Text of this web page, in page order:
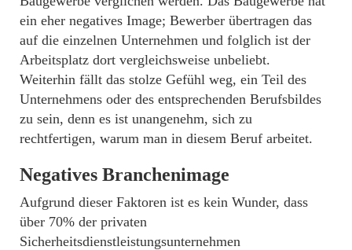
ein eher negatives Image; Bewerber übertragen das
auf die einzelnen Unternehmen und folglich ist der
Arbeitsplatz dort vergleichsweise unbeliebt.
Weiterhin fällt das stolze Gefühl weg, ein Teil des
Unternehmens oder des entsprechenden Berufsbildes
zu sein, denn es ist unangenehm, sich zu
rechtfertigen, warum man in diesem Beruf arbeitet.
Negatives Branchenimage
Aufgrund dieser Faktoren ist es kein Wunder, dass
über 70% der privaten
Sicherheitsdienstleistungsunternehmen